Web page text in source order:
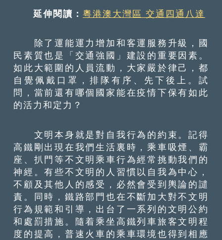
延伸閱讀：粵港澳大灣區 交通四通八達
除了運能運力增加和客運服務升級，國
民素質也是「交通強國」建設的重要因素。
如此大範圍的人員流動，大家嚴於律己，都
自覺佩戴口罩，排隊有序、先下後上。試
問，當前還有哪個國家能在疫情下保有如此
的活力和定力？
文明本身就是對自我行為的約束。記得
高鐵剛出現在我們生活裏時，乘車吸煙、霸
座、扒門等不文明乘車行為經常挑動我們的
神經。有些不文明的人習慣以自我為中心，
不顧及其他人的感受，必然會受到輿論的譴
責。同時，鐵路部門也在不斷加大對不文明
行為規範和引導，出台了一系列的文明公約
和處罰措施。隨着乘坐高鐵列車旅客文明程
度的提高，普速火車的乘車環境也得到相應